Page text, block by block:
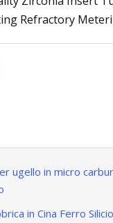
ugello in micro
in Cina Ferro